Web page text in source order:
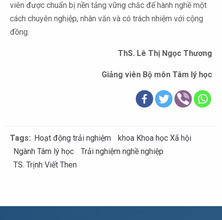
viên được chuẩn bị nền tảng vững chắc để hành nghề một
cách chuyên nghiệp, nhân văn và có trách nhiệm với cộng
đồng.
ThS. Lê Thị Ngọc Thương
Giảng viên Bộ môn Tâm lý học
Tags: Hoạt động trải nghiệm
khoa Khoa học Xã hội
Ngành Tâm lý học
Trải nghiệm nghề nghiệp
TS. Trịnh Viết Then